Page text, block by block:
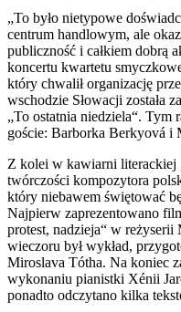
„To było nietypowe
centrum handlowym, ale
publiczność i całkiem dobrą
koncertu kwartetu
który chwalił organizację
wschodzie Słowacji została
„To ostatnia niedziela“. Tym
goście: Barborka Berkyová i
Z kolei w kawiarni literackiej
twórczości kompozytora
który niebawem świętować
Najpierw zaprezentowano
protest, nadzieja“ w reżyserii
wieczoru był wykład,
Miroslava Tótha. Na koniec
wykonaniu pianistki Xénii
ponadto odczytano kilka